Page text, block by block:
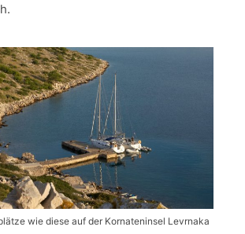
wie diese auf der Kornateninsel Levrnaka